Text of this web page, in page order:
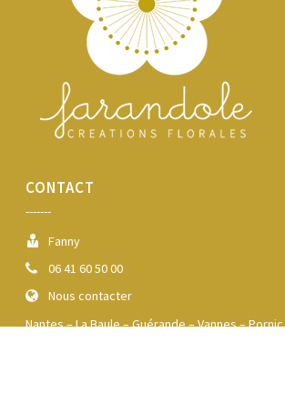
CONTACT
-------
Fanny
06 41 60 50 00
Nous contacter
Nantes – La Baule – Guérande – Vannes – Pornic